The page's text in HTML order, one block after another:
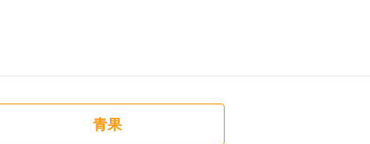
青果